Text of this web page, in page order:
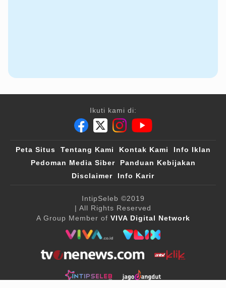
Ikuti kami di:
Peta Situs Tentang Kami Kontak Kami
Info Iklan
Pedoman Media Siber
Panduan Kebijakan
Disclaimer
Info Karir
IntipSeleb ©2019
| All Rights Reserved
A Group Member of VIVA Digital Network